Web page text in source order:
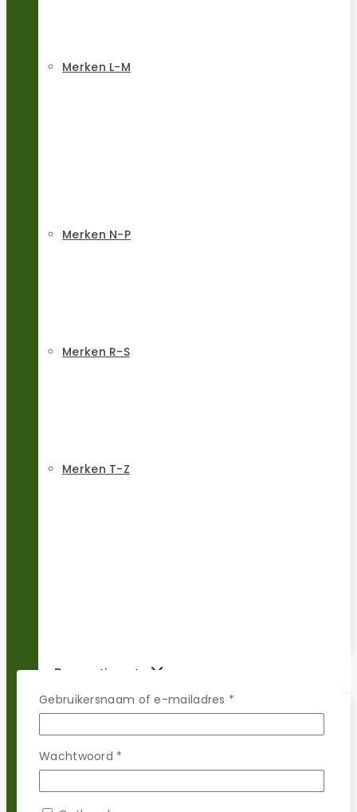
Merken L-M
Merken N-P
Merken R-S
Merken T-Z
Reparatie sets
Gebruikersnaam of e-mailadres *
Wachtwoord *